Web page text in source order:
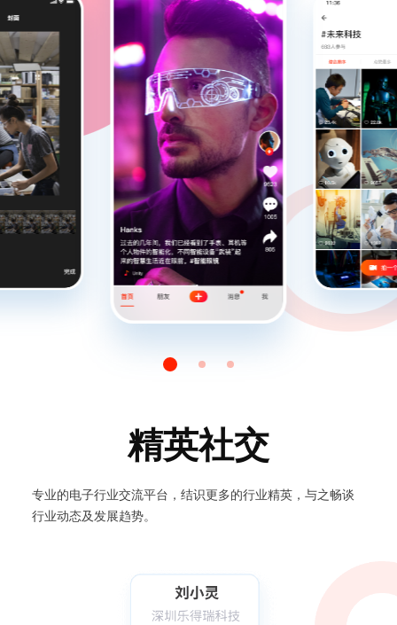
精英社交
专业的电子行业交流平台，结识更多的行业精英，与之畅谈
行业动态及发展趋势。